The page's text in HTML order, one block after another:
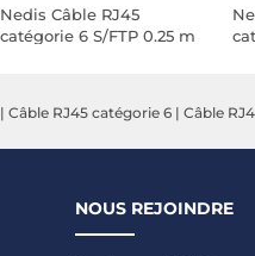
Nedis Câble RJ45
catégorie 6 S/FTP 0.25 m
| Câble RJ45 catégorie 6 | Câble
NOUS REJOINDRE